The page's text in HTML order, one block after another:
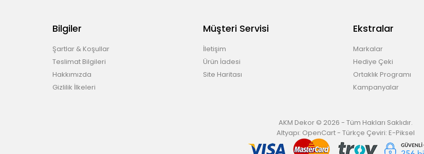
Bilgiler
Şartlar & Koşullar
Teslimat Bilgileri
Hakkımızda
Gizlilik İlkeleri
Müşteri Servisi
İletişim
Ürün İadesi
Site Haritası
Ekstralar
Markalar
Hediye Çeki
Ortaklık Programı
Kampanyalar
AKM Dekor © 2026 - Tüm Hakları Saklıdır.
Altyapı: OpenCart- Türkçe Çeviri: E-Piksel